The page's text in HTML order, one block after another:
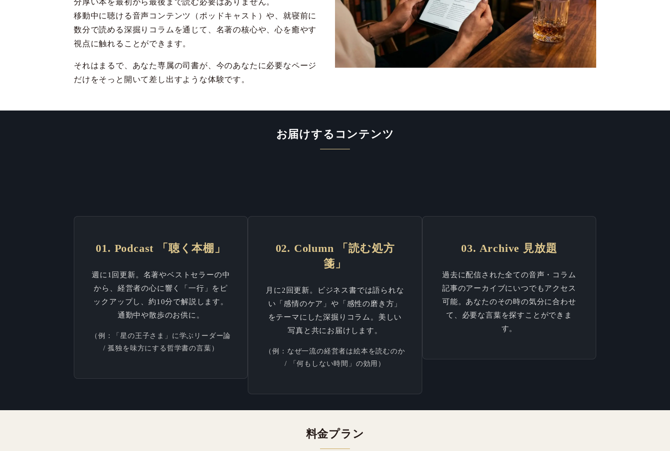
分厚い本を最初から最後まで読む必要はありません。
移動中に聴ける音声コンテンツ（ポッドキャスト）や、就寝前に
数分で読める深掘りコラムを通じて、名著の核心や、心を癒やす
視点に触れることができます。
それはまるで、あなた専属の司書が、今のあなたに必要なページ
だけをそっと開いて差し出すような体験です。
お届けするコンテンツ
01. Podcast 「聴く本棚」
週に1回更新。名著やベストセラーの中
から、経営者の心に響く「一行」をピ
ックアップし、約10分で解説します。
通勤中や散歩のお供に。
（例：「星の王子さま」に学ぶリーダー論
/ 孤独を味方にする哲学書の言葉）
02. Column 「読む処方
箋」
月に2回更新。ビジネス書では語られな
い「感情のケア」や「感性の磨き方」
をテーマにした深掘りコラム。美しい
写真と共にお届けします。
（例：なぜ一流の経営者は絵本を読むのか
/ 「何もしない時間」の効用）
03. Archive 見放題
過去に配信された全ての音声・コラム
記事のアーカイブにいつでもアクセス
可能。あなたのその時の気分に合わせ
て、必要な言葉を探すことができま
す。
料金プラン